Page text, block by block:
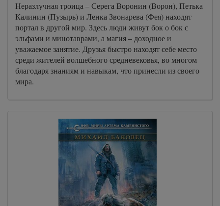
Неразлучная троица – Серега Воронин (Ворон), Петька
Калинин (Пузырь) и Ленка Звонарева (Фея) находят
портал в другой мир. Здесь люди живут бок о бок с
эльфами и минотаврами, а магия – доходное и
уважаемое занятие. Друзья быстро находят себе место
среди жителей волшебного средневековья, во многом
благодаря знаниям и навыкам, что принесли из своего
мира.